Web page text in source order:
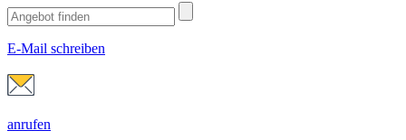
E-Mail schreiben
anrufen